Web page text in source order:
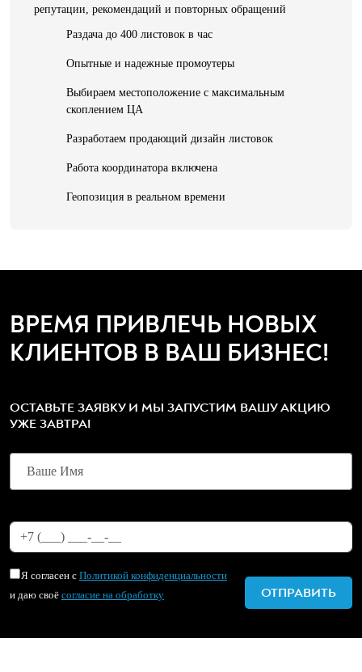
репутации, рекомендаций и повторных обращений
Раздача до 400 листовок в час
Опытные и надежные промоутеры
Выбираем местоположение с максимальным
скоплением ЦА
Разработаем продающий дизайн листовок
Работа координатора включена
Геопозиция в реальном времени
ВРЕМЯ ПРИВЛЕЧЬ НОВЫХ
КЛИЕНТОВ В ВАШ БИЗНЕС!
ОСТАВЬТЕ ЗАЯВКУ И МЫ ЗАПУСТИМ ВАШУ АКЦИЮ
УЖЕ ЗАВТРА!
Я согласен с Политикой конфиденциальности
и даю своё согласие на обработку